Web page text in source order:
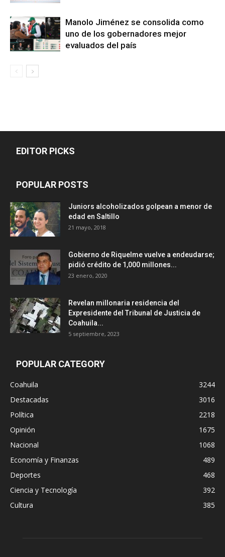
Manolo Jiménez se consolida como
uno de los gobernadores mejor
evaluados del país
EDITOR PICKS
POPULAR POSTS
Juniors alcoholizados golpean a menor de
edad en Saltillo
21 mayo, 2018
Gobierno de Riquelme vuelve a endeudarse;
pidió crédito de 1,000 millones...
23 enero, 2020
Revelan millonaria residencia del
Expresidente del Tribunal de Justicia de
Coahuila...
5 septiembre, 2023
POPULAR CATEGORY
Coahuila
3244
Destacadas
3016
Política
2218
Opinión
1675
Nacional
1068
Economía y Finanzas
489
Deportes
468
Ciencia y Tecnología
392
Cultura
385